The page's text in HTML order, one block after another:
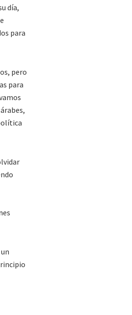
día,
para
pero
para